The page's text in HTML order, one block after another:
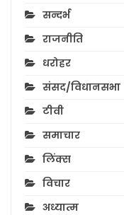
सन्दर्भ
राजनीति
धरोहर
संसद/विधानसभा
टीवी
समाचार
लिंक्स
विचार
अध्यात्म